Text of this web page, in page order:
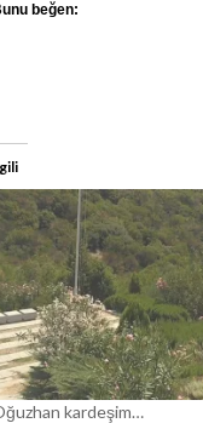
beğen:
kardeşim…